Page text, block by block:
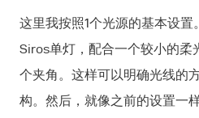
这里我按照1个光源的基本设
Siros单灯，配合一个较小的柔
个夹角。这样可以明确光线的
构。然后，就像之前的设置一